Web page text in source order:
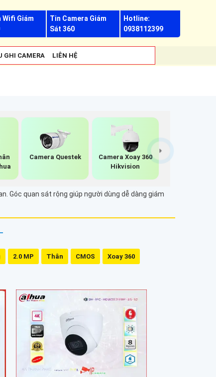
Wifi Giám
Tin Camera Giám
Sát 360
Hotline:
0938112399
GHI CAMERA LIÊN HỆ
Camera Questek
Camera Xoay 360
Hikvision
Góc quan sát rộng giúp người dùng dễ dàng giám
2.0 MP Thân CMOS Xoay 360